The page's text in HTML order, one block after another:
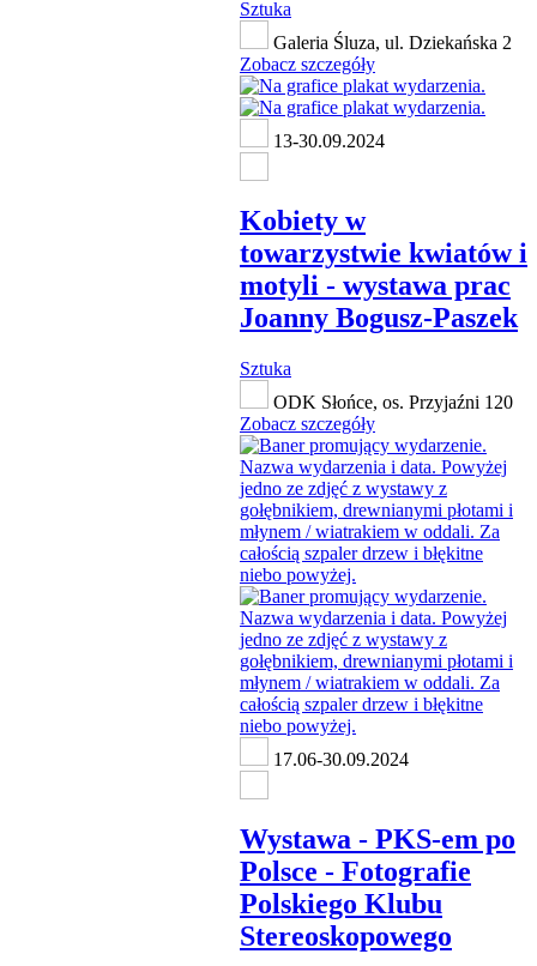
Sztuka
Galeria Śluza, ul. Dziekańska 2
Zobacz szczegóły
13-30.09.2024
Kobiety w
towarzystwie kwiatów i
motyli - wystawa prac
Joanny Bogusz-Paszek
Sztuka
ODK Słońce, os. Przyjaźni 120
Zobacz szczegóły
17.06-30.09.2024
Wystawa - PKS-em po
Polsce - Fotografie
Polskiego Klubu
Stereoskopowego